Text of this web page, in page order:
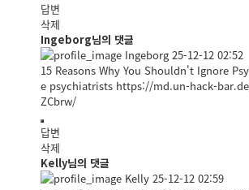
답변
삭제
Ingeborg님의 댓글
Ingeborg 25-12-12 02:52
15 Reasons Why You Shouldn't Ignore
e psychiatrists https://md.un-hack-
ZCbrw/
답변
삭제
Kelly님의 댓글
Kelly 25-12-12 02:59